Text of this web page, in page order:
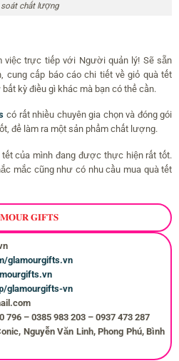
soát chất lượng
việc trực tiếp với Người quản lý! Sẽ sẵn
cung cấp báo cáo chi tiết về giỏ quà tết
kỳ điều gì khác mà bạn có thể cần.
có rất nhiều chuyên gia chọn và đóng gói
để làm ra một sản phẩm chất lượng.
tết của mình đang được thực hiện rất tốt.
mắc cũng như có nhu cầu mua quà tết
𝐆𝐈𝐅𝐓𝐒
glamourgifts.vn
glamourgifts-vn
796 – 0385 983 203 – 0937 473 287
Nguyễn Văn Linh, Phong Phú, Bình